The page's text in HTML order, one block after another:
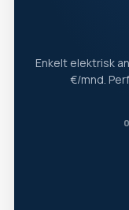
Enkelt elektrisk
€/mnd.